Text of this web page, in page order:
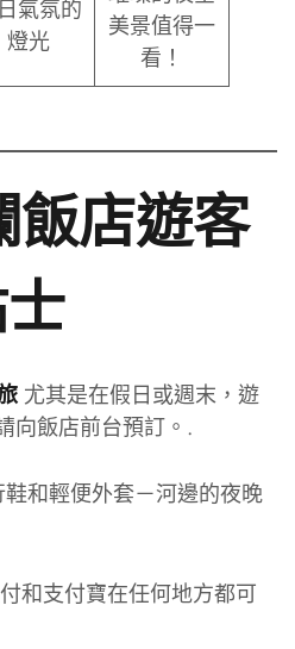
氣氛的
燈光
美景值得一
看！
飯店遊客
尤其是在假日或週末，遊
向飯店前台預訂。.
和輕便外套－河邊的夜晚
和支付寶在任何地方都可